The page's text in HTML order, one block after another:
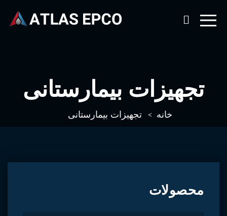
تجهیزات بیمارستانی
خانه تجهیزات بیمارستانی
محصولات